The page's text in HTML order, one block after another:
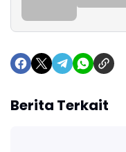
Berita Terkait